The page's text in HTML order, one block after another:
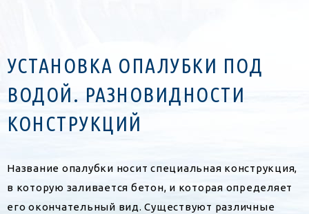
УСТАНОВКА ОПАЛУБКИ ПОД
ВОДОЙ. РАЗНОВИДНОСТИ
КОНСТРУКЦИЙ
Название опалубки носит специальная конструкция,
в которую заливается бетон, и которая определяет
его окончательный вид. Существуют различные